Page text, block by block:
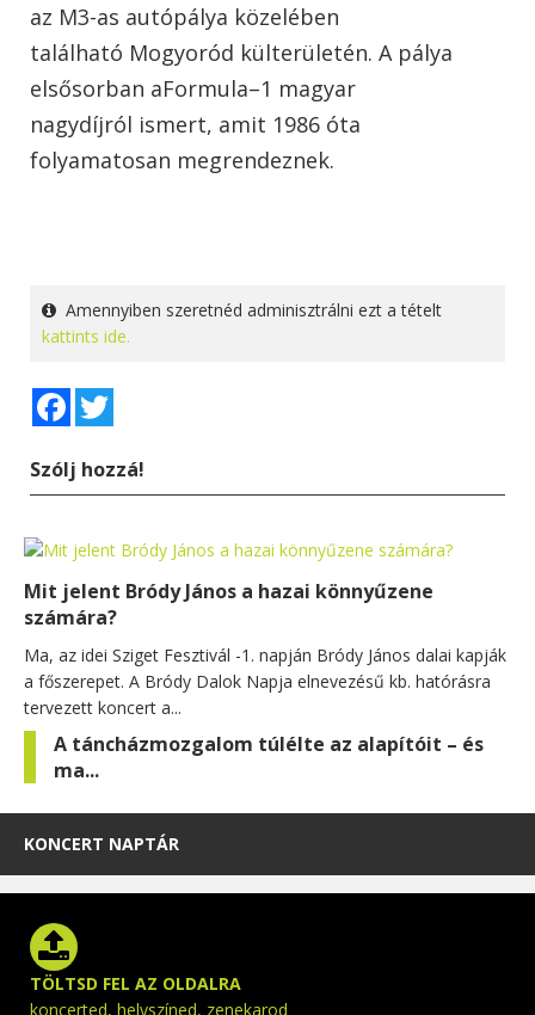
az M3-as autópálya közelében
található Mogyoród külterületén. A pálya
elsősorban aFormula–1 magyar
nagydíjról ismert, amit 1986 óta
folyamatosan megrendeznek.
Amennyiben szeretnéd adminisztrálni ezt a tételt
kattints ide.
Facebook
Szólj hozzá!
Mit jelent Bródy János a hazai könnyűzene
számára?
Ma, az idei Sziget Fesztivál -1. napján Bródy János dalai kapják
a főszerepet. A Bródy Dalok Napja elnevezésű kb. hatórásra
tervezett koncert a...
A táncházmozgalom túlélte az alapítóit – és
ma...
KONCERT NAPTÁR
TÖLTSD FEL AZ OLDALRA
koncerted, helyszíned, zenekarod